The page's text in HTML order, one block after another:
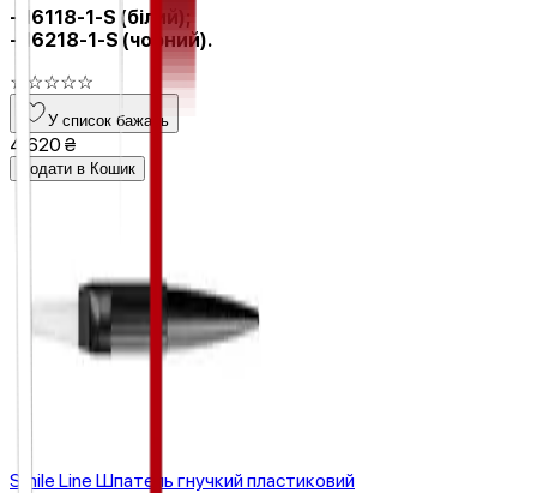
- 16118-1-S (білий);
- 16218-1-S (чорний).
☆ ☆☆☆☆
У список бажань
4 620 ₴
Додати в Кошик
Smile Line Шпатель гнучкий пластиковий